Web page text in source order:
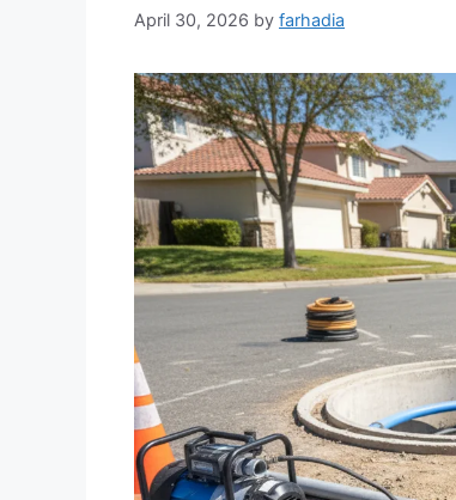
April 30, 2026 by farhadia